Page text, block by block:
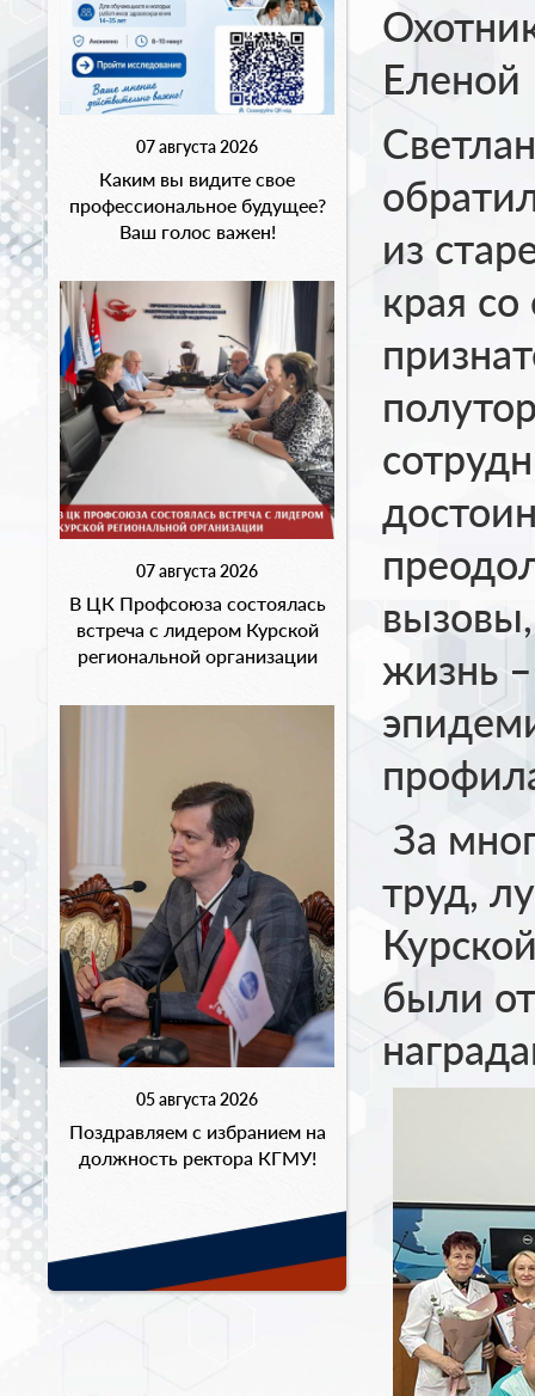
07 августа 2026
Каким вы видите свое
профессиональное будущее?
Ваш голос важен!
07 августа 2026
В ЦК Профсоюза состоялась
встреча с лидером Курской
региональной организации
05 августа 2026
Поздравляем с избранием на
должность ректора КГМУ!
из
края
жизнь
За
труд,
были